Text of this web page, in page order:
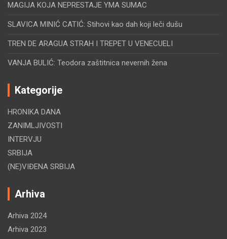
MAGIJA KOJA NEPRESTAJE YMA SUMAC
SLAVICA MINIĆ CATIĆ: Stihovi kao dah koji leči dušu
TREN DE ARAGUA STRAH I TREPET U VENECUELI
VANJA BULIĆ: Teodora zaštitnica nevernih žena
Kategorije
HRONIKA DANA
ZANIMLJIVOSTI
INTERVJU
SRBIJA
(NE)VIĐENA SRBIJA
Arhiva
Arhiva 2024
Arhiva 2023